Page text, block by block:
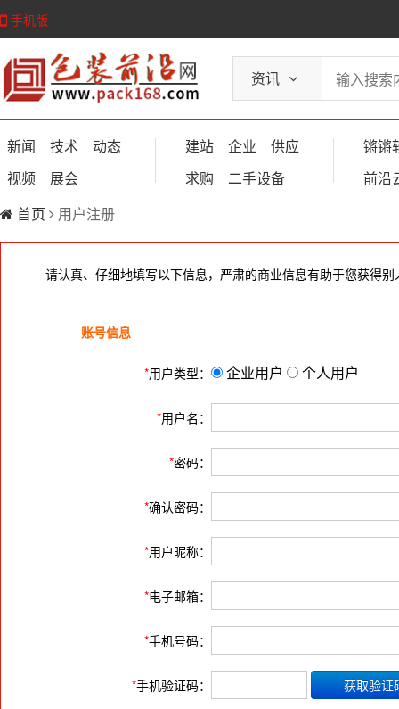
手机版
资讯
新闻 技术
动态
视频
展会
建站 企业
供应
求购
二手设备
锵锵
前沿
首页
用户注册
请认真、仔细地填写以下信息，严肃的商业信息有助于您获得
账号信息
*用户类型： 企业用户 个人用户
*用户名：
*密码：
*确认密码：
*用户昵称：
*电子邮箱：
*手机号码：
*手机验证码：